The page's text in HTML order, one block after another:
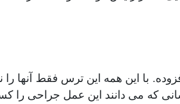
با اين همه اين ترس فقط آنها را
که می دانند اين عمل جراحی